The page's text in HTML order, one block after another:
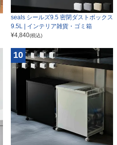
seals シールズ9.5 密閉ダストボックス
9.5L | インテリア雑貨・ゴミ箱
¥4,840(税込)
10